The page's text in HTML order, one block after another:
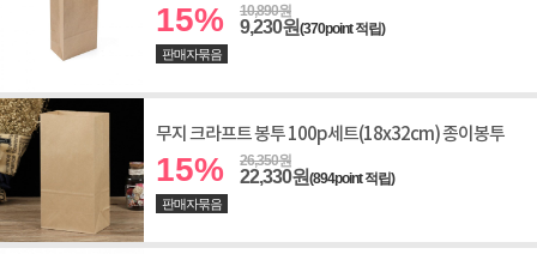
15% 10,890원
9,230원(370point 적립)
판매자묶음
무지 크라프트 봉투 100p세트(18x32cm) 종이봉투
15% 26,350원
22,330원(894point 적립)
판매자묶음